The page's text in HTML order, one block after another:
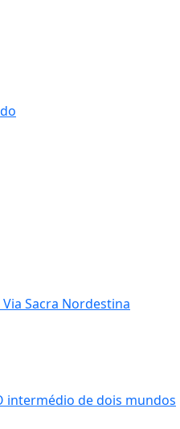
Sacra Nordestina
intermédio de dois mundos